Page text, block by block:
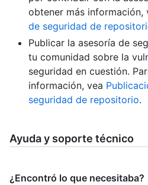
obtener más información,
de seguridad de
Publicar la asesoría de
tu comunidad sobre la
seguridad en cuestión.
información, vea
seguridad de repositorio.
Ayuda y soporte técnico
¿Encontró lo que necesitaba?